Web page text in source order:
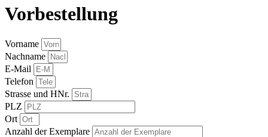
Vorbestellung
Vorname
Nachname
E-Mail
Telefon
Strasse und HNr.
PLZ
Ort
Anzahl der Exemplare